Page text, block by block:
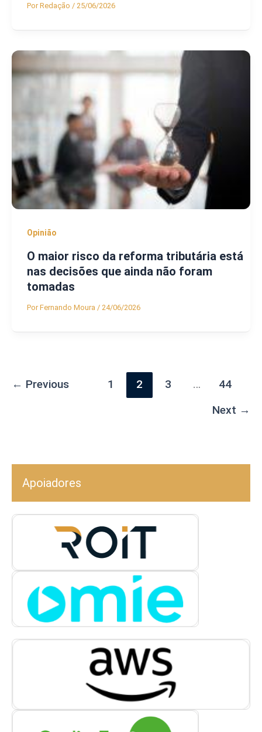
PorRedação / 25/06/2026
Opinião
O maior risco da reforma tributária está
nas decisões que ainda não foram
tomadas
PorFernando Moura / 24/06/2026
← Previous 1 2 3 …
44
Next →
Apoiadores